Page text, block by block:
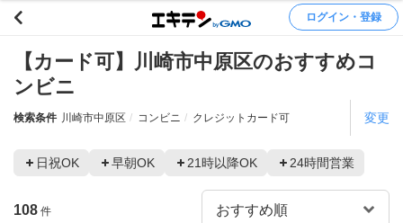
ログイン・登録
【カード可】川崎市中原区のおすすめコ
ンビニ
検索条件 川崎市中原区 コンビニ クレジットカード可 変更
日祝OK 早朝OK 21時以降OK 24時間営業
108 件